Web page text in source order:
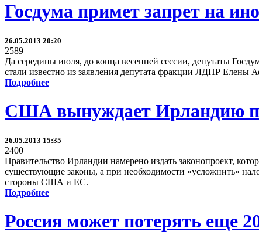
Госдума примет запрет на
26.05.2013 20:20
2589
Да середины июля, до конца весенней сессии, депутаты
стали известно из заявления депутата фракции ЛДПР Елены
Подробнее
США вынуждает Ирландию
26.05.2013 15:35
2400
Правительство Ирландии намерено издать законопроект,
существующие законы, а при необходимости «усложнить»
стороны США и ЕС.
Подробнее
Россия может потерять еще